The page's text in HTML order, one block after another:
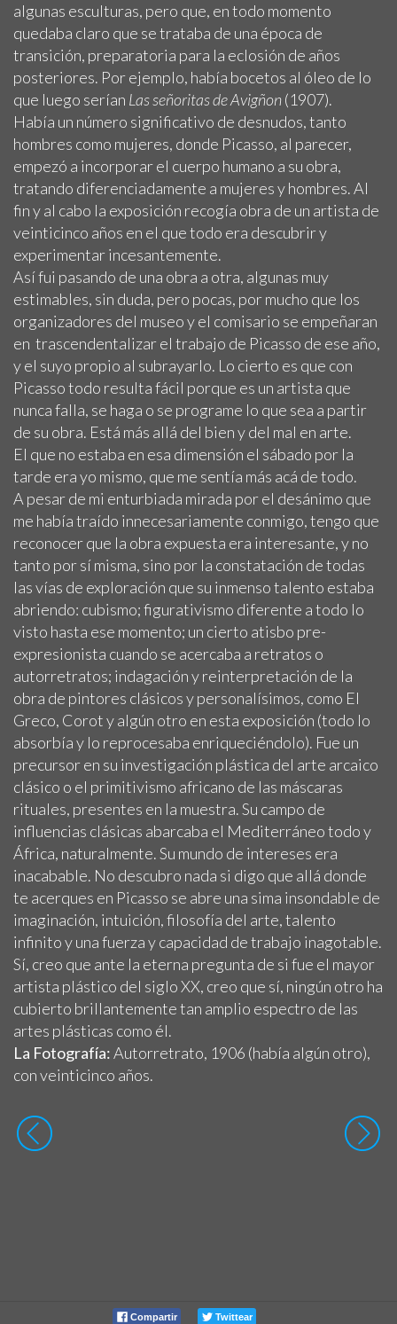
algunas esculturas, pero que, en todo momento
quedaba claro que se trataba de una época de
transición, preparatoria para la eclosión de años
posteriores. Por ejemplo, había bocetos al óleo de lo
que luego serían Las señoritas de Avigñon(1907).
Había un número significativo de desnudos, tanto
hombres como mujeres, donde Picasso, al parecer,
empezó a incorporar el cuerpo humano a su obra,
tratando diferenciadamente a mujeres y hombres. Al
fin y al cabo la exposición recogía obra de un artista de
veinticinco años en el que todo era descubrir y
experimentar incesantemente.
Así fui pasando de una obra a otra, algunas muy
estimables, sin duda, pero pocas, por mucho que los
organizadores del museo y el comisario se empeñaran
en trascendentalizar el trabajo de Picasso de ese año,
y el suyo propio al subrayarlo. Lo cierto es que con
Picasso todo resulta fácil porque es un artista que
nunca falla, se haga o se programe lo que sea a partir
de su obra. Está más allá del bien y del mal en arte.
El que no estaba en esa dimensión el sábado por la
tarde era yo mismo, que me sentía más acá de todo.
A pesar de mi enturbiada mirada por el desánimo que
me había traído innecesariamente conmigo, tengo que
reconocer que la obra expuesta era interesante, y no
tanto por sí misma, sino por la constatación de todas
las vías de exploración que su inmenso talento estaba
abriendo: cubismo; figurativismo diferente a todo lo
visto hasta ese momento; un cierto atisbo pre-
expresionista cuando se acercaba a retratos o
autorretratos; indagación y reinterpretación de la
obra de pintores clásicos y personalísimos, como El
Greco, Corot y algún otro en esta exposición (todo lo
absorbía y lo reprocesaba enriqueciéndolo). Fue un
precursor en su investigación plástica del arte arcaico
clásico o el primitivismo africano de las máscaras
rituales, presentes en la muestra. Su campo de
influencias clásicas abarcaba el Mediterráneo todo y
África, naturalmente. Su mundo de intereses era
inacabable. No descubro nada si digo que allá donde
te acerques en Picasso se abre una sima insondable de
imaginación, intuición, filosofía del arte, talento
infinito y una fuerza y capacidad de trabajo inagotable.
Sí, creo que ante la eterna pregunta de si fue el mayor
artista plástico del siglo XX, creo que sí, ningún otro ha
cubierto brillantemente tan amplio espectro de las
artes plásticas como él.
La Fotografía:Autorretrato, 1906 (había algún otro),
con veinticinco años.
Compartir Twittear